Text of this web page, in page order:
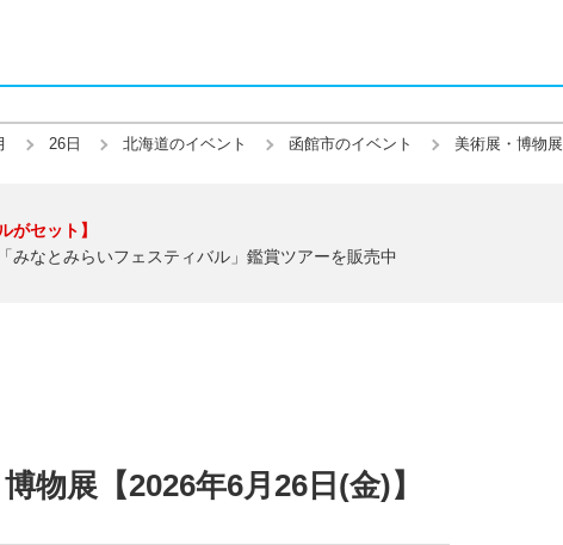
26日 北海道のイベント 函館市のイベント 美術展・博物展
がセット】
みなとみらいフェスティバル」鑑賞ツアーを販売中
物展【2026年6月26日(金)】